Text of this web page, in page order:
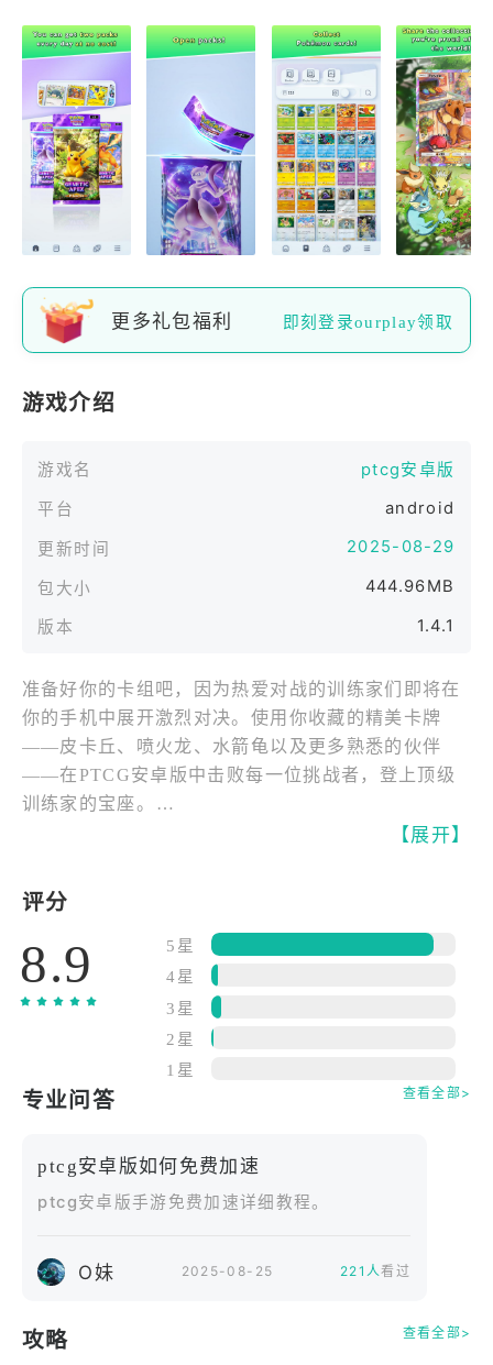
更多礼包福利 即刻登录ourplay领取
游戏介绍
游戏名
ptcg安卓版
平台
android
更新时间 2025-08-29
包大小 444.96MB
版本 1.4.1
准备好你的卡组吧，因为热爱对战的训练家们即将在
你的手机中展开激烈对决。使用你收藏的精美卡牌
——皮卡丘、喷火龙、水箭龟以及更多熟悉的伙伴
——在PTCG安卓版中击败每一位挑战者，登上顶级
训练家的宝座。
用内购买选项。
荣获全球卡牌游戏多项大奖！
50个紧张刺激的对战阶段！
在冒险模式中征服所有阶段——包括新手教学、熟练
对战、高阶挑战等多个场景，还可以在生存模式中不
断挑战更强AI，测试你的极限策略！
面对经验丰富的对手，你将遭遇擅长快速攻击、防御
反击、状态压制等不同卡组策略。每种卡组都有专属
训练师要比普通玩家更聪明！
用进化、特性与训练师卡逆转局势，打开图鉴了解各
【展开】
评分
8.9
5星
4星
3星
2星
1星
专业问答 查看全部>
ptcg安卓版如何免费加速
ptcg安卓版手游免费加速详细教程。
O妹 2025-08-25 221人看过
攻略 查看全部>